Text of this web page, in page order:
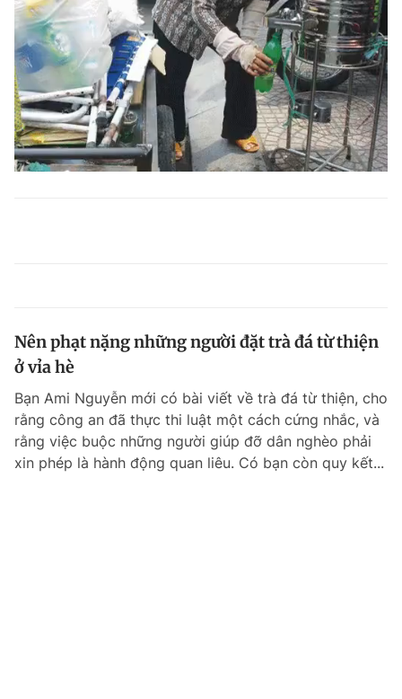
Nên phạt nặng những người đặt trà đá từ thiện
ở vỉa hè
Bạn Ami Nguyễn mới có bài viết về trà đá từ thiện, cho
rằng công an đã thực thi luật một cách cứng nhắc, và
rằng việc buộc những người giúp đỡ dân nghèo phải
xin phép là hành động quan liêu. Có bạn còn quy kết...